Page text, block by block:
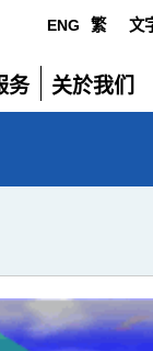
ENG 繁 文
务
关於我们
展